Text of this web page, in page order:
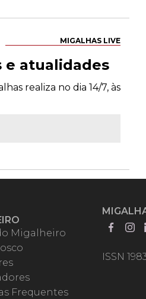
MIGALHAS LIVE
e atualidades
realiza no dia 14/7, às
Migalheiro
Frequentes
ISSN